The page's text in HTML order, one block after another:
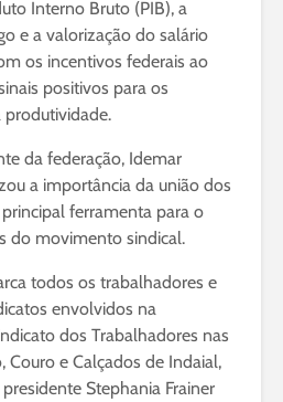
Interno Bruto (PIB), a
e a valorização do salário
os incentivos federais ao
positivos para os
produtividade.
da federação, Idemar
a importância da união dos
ferramenta para o
do movimento sindical.
todos os trabalhadores e
envolvidos na
dos Trabalhadores nas
Couro e Calçados de Indaial,
Stephania Frainer